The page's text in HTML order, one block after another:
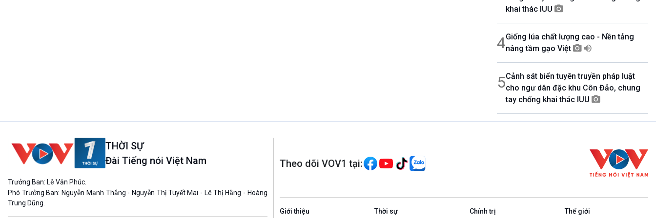
khai thác IUU
4Giống lúa chất lượng cao - Nền tảng
nâng tầm gạo Việt
5Cảnh sát biển tuyên truyền pháp luật
cho ngư dân đặc khu Côn Đảo, chung
tay chống khai thác IUU
THỜI SỰ
Đài Tiếng nói Việt Nam
Trưởng Ban: Lê Văn Phúc.
Phó Trưởng Ban: Nguyễn Mạnh Thắng - Nguyễn Thị Tuyết Mai - Lê Thị Hằng - Hoàng
Trung Dũng.
Theo dõi VOV1 tại:
Giới thiệu Thời sự Chính trị Thế giới